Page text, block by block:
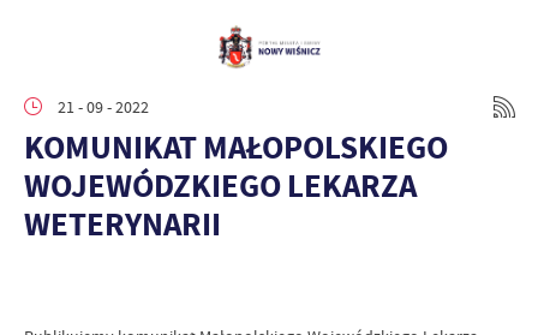
21 - 09 - 2022
KOMUNIKAT MAŁOPOLSKIEGO
WOJEWÓDZKIEGO LEKARZA
WETERYNARII